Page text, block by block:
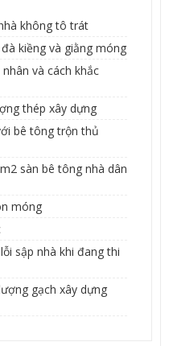
không tô trát
kiềng và giằng móng
và cách khắc
thép xây dựng
bê tông trộn thủ
sàn bê tông nhà dân
móng
sập nhà khi đang thi
gạch xây dựng